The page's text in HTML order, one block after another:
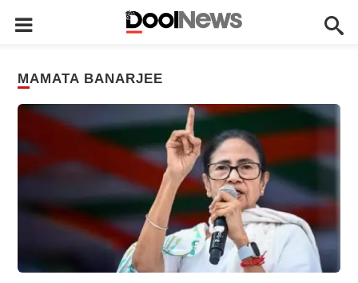
MAMATA BANARJEE